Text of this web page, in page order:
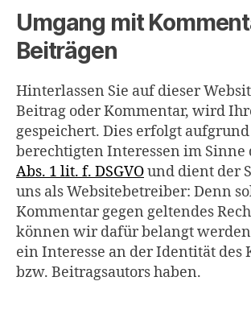
Umgang mit
Beiträgen
Hinterlassen Sie auf dieser
Beitrag oder Kommentar, wird
gespeichert. Dies erfolgt
berechtigten Interessen im Sinne
Abs. 1 lit. f. DSGVOund dient der
uns als Websitebetreiber: Denn
Kommentar gegen geltendes
können wir dafür belangt
ein Interesse an der Identität des
bzw. Beitragsautors haben.